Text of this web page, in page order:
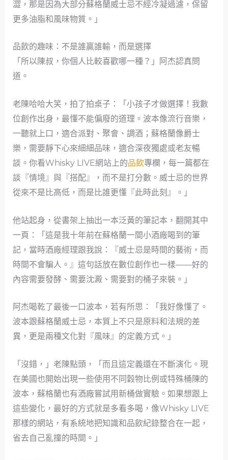
澀，那是因為大部分蘇格蘭威士忌不經冷凝過濾，保留
更多油脂和風味物質。」
品飲的趣味：不是誰贏誰輸，而是選擇
「所以陳叔，你個人比較喜歡哪一種？」阿杰認真問
道。
老陳哈哈大笑，拍了拍桌子：「小孩子才做選擇！我數
位創作出身，最懂不能偏廢的道理。波本像流行音樂，
一聽就上口，適合派對、聚會、調酒；蘇格蘭像爵士
樂，需要靜下心來細細品味，適合深夜獨處或老友暢
談。你看Whisky LIVE網站上的品飲專欄，每一篇都在
談『情境』與『搭配』，而不是打分數。威士忌的世界
從來不是比高低，而是比誰更懂『此時此刻』。」
他站起身，從書架上抽出一本泛黃的筆記本，翻開其中
一頁：「這是我十年前在蘇格蘭一間小酒廠喝到的筆
記，當時酒廠經理跟我說：『威士忌是時間的藝術，而
時間不會騙人。』這句話放在數位創作也一樣——好的
內容需要發酵、需要沈澱、需要對的桶子來裝。」
阿杰喝乾了最後一口波本，若有所思：「我好像懂了。
波本跟蘇格蘭威士忌，本質上不只是原料和法規的差
異，更是兩種文化對『風味』的定義方式。」
「沒錯，」老陳點頭，「而且這定義還在不斷演化。現
在美國也開始出現一些使用不同穀物比例或特殊桶陳的
波本，蘇格蘭也有酒廠嘗試用新桶做實驗。如果想跟上
這些變化，最好的方式就是多看多喝，像Whisky LIVE
那樣的網站，有系統地把知識和品飲紀錄整合在一起，
省去自己亂撞的時間。」